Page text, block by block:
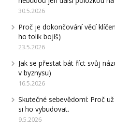
30.5.2026
Proč je dokončování věcí
ho tolik bojíš)
23.5.2026
Jak se přestat bát říct svůj
v byznysu)
16.5.2026
Skutečné sebevědomí: Proč
si ho vybudovat.
9.5.2026